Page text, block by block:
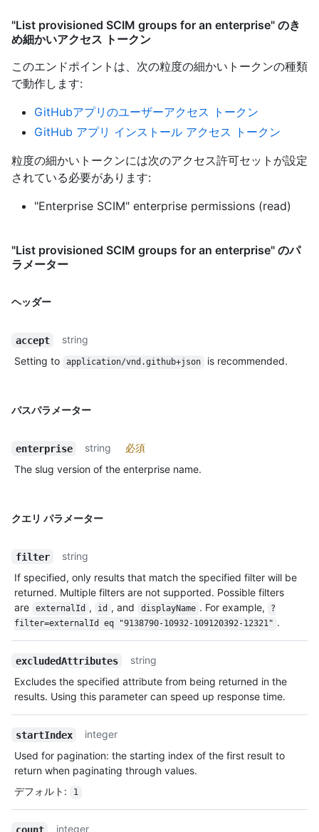
"List provisioned SCIM groups for an enterprise" のき
め細かいアクセス トークン
このエンドポイントは、次の粒度の細かいトークンの種類
で動作します:
GitHubアプリのユーザーアクセス トークン
GitHub アプリ インストール アクセス トークン
粒度の細かいトークンには次のアクセス許可セットが設定
されている必要があります:
"Enterprise SCIM" enterprise permissions (read)
"List provisioned SCIM groups for an enterprise" のパ
ラメーター
ヘッダー
accept
string
Setting to
application/vnd.github+json is recommended.
パスパラメーター
enterprise string
必須
The slug version of the enterprise name.
クエリ パラメーター
filter
string
If specified, only results that match the specified filter will be
returned. Multiple filters are not supported. Possible filters
are
externalId , id , and displayName . For example,
?
filter=externalId eq "9138790-10932-109120392-12321" .
excludedAttributes
string
Excludes the specified attribute from being returned in the
results. Using this parameter can speed up response time.
startIndex
integer
Used for pagination: the starting index of the first result to
return when paginating through values.
デフォルト : 1
count integer